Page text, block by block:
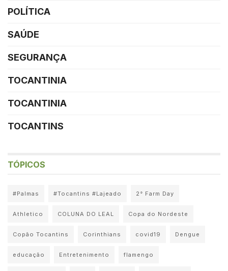
POLÍTICA
SAÚDE
SEGURANÇA
TOCANTINIA
TOCANTINIA
TOCANTINS
TÓPICOS
#Palmas #Tocantins #Lajeado 2° Farm Day
Athletico COLUNA DO LEAL Copa do Nordeste
Copão Tocantins Corinthians covid19 Dengue
educação Entretenimento flamengo